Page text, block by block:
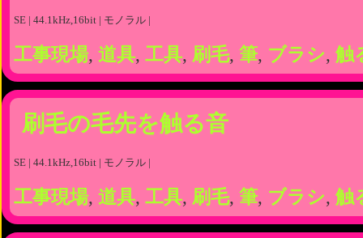
SE | 44.1kHz,16bit | モノラル |
工事現場, 道具, 工具, 刷毛, 筆, ブラシ, 触
刷毛の毛先を触る音
SE | 44.1kHz,16bit | モノラル |
工事現場, 道具, 工具, 刷毛, 筆, ブラシ, 触